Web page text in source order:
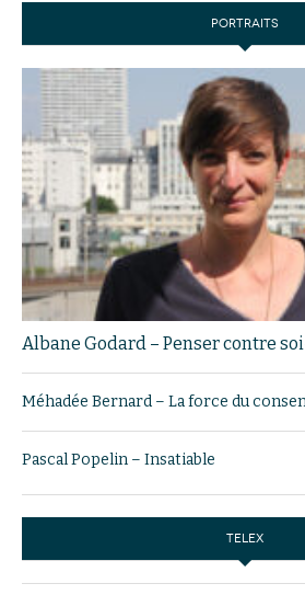
PORTRAITS
Albane Godard – Penser contre
Méhadée Bernard – La force du
Pascal Popelin – Insatiable
TELEX